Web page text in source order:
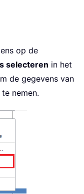
op de
selecteren in het
de gegevens van
nemen.